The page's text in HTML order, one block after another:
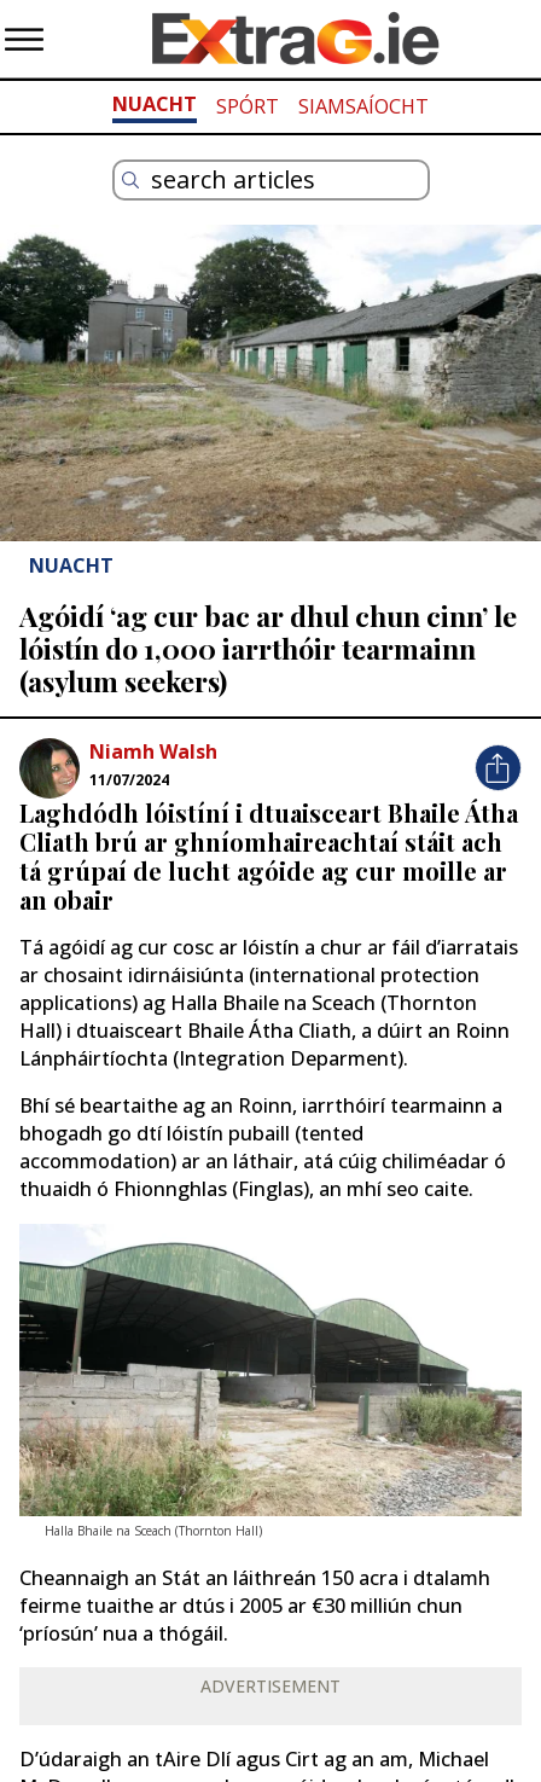
NUACHT SPÓRT SIAMSAÍOCHT
NUACHT
Agóidí ‘ag cur bac ar dhul chun cinn’ le
lóistín do 1,000 iarrthóir tearmainn
(asylum seekers)
Niamh Walsh
11/07/2024
Laghdódh lóistíní i dtuaisceart Bhaile Átha
Cliath brú ar ghníomhaireachtaí stáit ach
tá grúpaí de lucht agóide ag cur moille ar
an obair
Tá agóidí ag cur cosc ​​ar lóistín a chur ar fáil d’iarratais
ar chosaint idirnáisiúnta (international protection
applications) ag Halla Bhaile na Sceach (Thornton
Hall) i dtuaisceart Bhaile Átha Cliath, a dúirt an Roinn
Lánpháirtíochta (Integration Deparment).
Bhí sé beartaithe ag an Roinn, iarrthóirí tearmainn a
bhogadh go dtí lóistín pubaill (tented
accommodation) ar an láthair, atá cúig chiliméadar ó
thuaidh ó Fhionnghlas (Finglas), an mhí seo caite.
Halla Bhaile na Sceach (Thornton Hall)
Cheannaigh an Stát an láithreán 150 acra i dtalamh
feirme tuaithe ar dtús i 2005 ar €30 milliún chun
‘príosún’ nua a thógáil.
ADVERTISEMENT
D’údaraigh an tAire Dlí agus Cirt ag an am, Michael